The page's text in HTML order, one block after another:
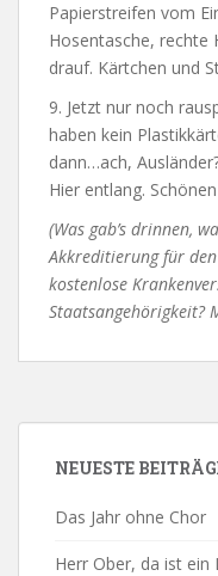
Papierstreifen vom
Hosentasche, rechte
drauf. Kärtchen und
9. Jetzt nur noch
haben kein
dann…ach,
Hier entlang.
(Was gab’s drinnen,
Akkreditierung für
kostenlose
Staatsangehörigkeit?
NEUESTE
Das Jahr ohne Chor
Herr Ober, da ist